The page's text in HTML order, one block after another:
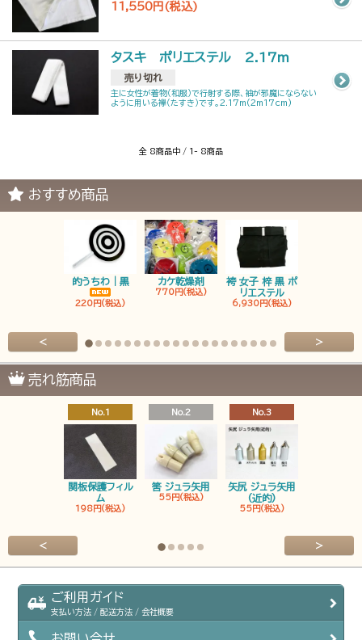
11,550円(税込)
タスキ ポリエステル 2.17m
売り切れ
主に女性が着物（和服）で行射する際、袖が邪魔にならない
ように用いる襷（たすき）です。2.17m(2m17cm)
全 8商品中 / 1- 8商品
おすすめ商品
的うちわ｜黒
220円(税込)
カケ乾燥剤
770円(税込)
袴 女子 梓 黒 ポ
リエステル
6,930円(税込)
< >
売れ筋商品
No.1
関板保護フィル
ム
198円(税込)
No.2
筈 ジュラ矢用
55円(税込)
No.3
矢尻 ジュラ矢用
(近的)
55円(税込)
< >
ご利用ガイド
支払い方法 / 配送方法 / 会社概要